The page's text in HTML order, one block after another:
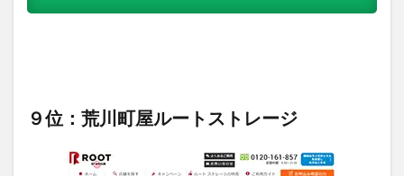
９位：荒川町屋ルートストレージ